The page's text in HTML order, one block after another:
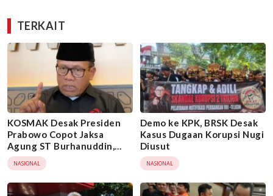
TERKAIT
KOSMAK Desak Presiden
Prabowo Copot Jaksa
Agung ST Burhanuddin,
Minta KPK Ambil Alih Kasus
Febrie Adriansyah
NASIONAL
Demo ke KPK, BRSK Desak
Kasus Dugaan Korupsi Nugi
Diusut
NASIONAL